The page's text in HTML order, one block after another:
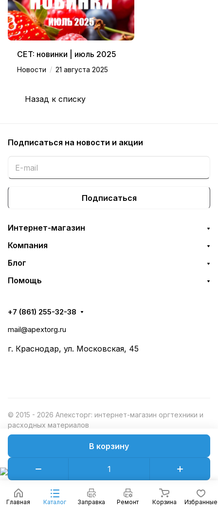
В корзину
CET: новинки | июль 2025
Новости / 21 августа 2025
Назад к списку
Главная Каталог Заправка Ремонт Корзина Избранные
Подписаться на новости и акции
Подписаться
Интернет-магазин
Компания
Блог
Помощь
+7 (861) 255-32-38
mail@apextorg.ru
г. Краснодар, ул. Московская, 45
© 2015 - 2026 Апексторг: интернет-магазин оргтехники и
расходных материалов
Конфиденциальность